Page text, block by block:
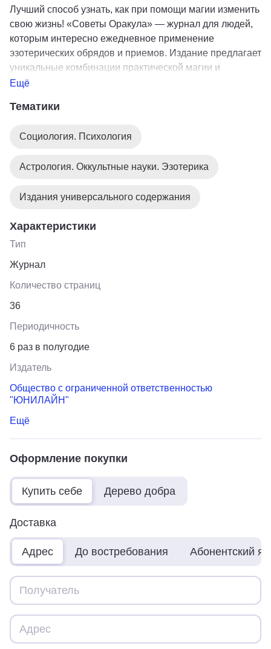
Лучший способ узнать, как при помощи магии изменить
свою жизнь! «Советы Оракула» — журнал для людей,
которым интересно ежедневное применение
эзотерических обрядов и приемов. Издание предлагает
уникальные комбинации практической магии и
астрологические прогнозы
Ещё
Тематики
Социология. Психология
Астрология. Оккультные науки. Эзотерика
Издания универсального содержания
Характеристики
Тип
Журнал
Количество страниц
36
Периодичность
6 раз в полугодие
Издатель
Общество с ограниченной ответственностью
"ЮНИЛАЙН"
Ещё
Оформление покупки
Купить себе Дерево добра
Доставка
Адрес До востребования Абонентский